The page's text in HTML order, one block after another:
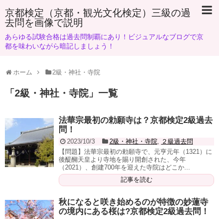
京都検定（京都・観光文化検定）三級の過
去問を画像で説明
あらゆる試験合格は過去問制覇にあり！ビジュアルなブログで京
都を味わいながら暗記しましょう！
ホーム 2級・神社・寺院
「 2級・神社・寺院」 一覧
法華宗最初の勅願寺は？京都検定2級過去
問！
2023/10/3 2級・神社・寺院, ２級過去問
【問題】法華宗最初の勅願寺で、元亨元年（1321）に
後醍醐天皇より寺地を賜り開創された、今年
（2021）、創建700年を迎えた寺院はどこか...
記事を読む
秋になると咲き始めるのが特徴の妙蓮寺
の境内にある桜は?京都検定2級過去問！